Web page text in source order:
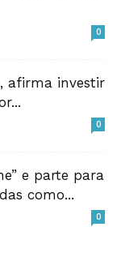
0
afirma investir
0
e parte para
como...
0